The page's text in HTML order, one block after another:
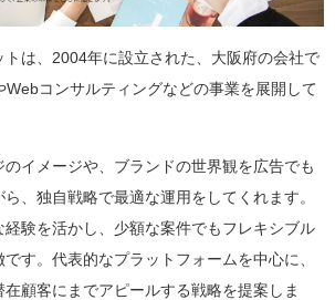
は、2004年に設立された、大阪府の会社で
Webコンサルティングなどの事業を展開して
イメージや、ブランドの世界観を広告でも
、独自戦略で最適な運用をしてくれます。
経験を活かし、少額な案件でもフレキシブル
す。代表的なプラットフォームを中心に、
顧客にまでアピールする戦略を提案しま